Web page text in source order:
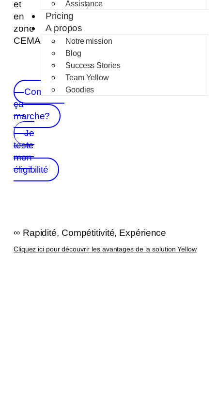
Assistance
Pricing
A propos
Notre mission
Blog
Success Stories
Team Yellow
Goodies
et
en
zone
CEMAC.
Comment
ça
marche?
Je
teste
mon
éligibilité
∞ Rapidité, Compétitivité, Expérience
Cliquez ici pour découvrir les avantages de la solution Yellow